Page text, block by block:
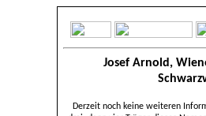
Josef Arnold,
Derzeit noch keine weiteren